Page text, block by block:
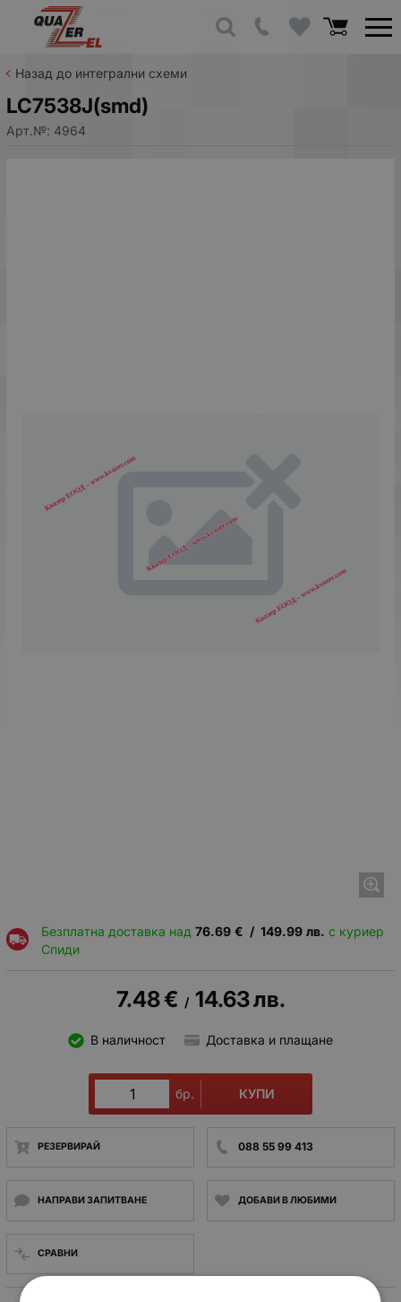
Назад до интегрални схеми
LC7538J(smd)
Арт.№: 4964
Безплатна доставка над 76.69 € / 149.99 лв. с куриер
Спиди
7.48€ / 14.63лв.
В наличност Доставка и плащане
бр. КУПИ
РЕЗЕРВИРАЙ 088 55 99 413
НАПРАВИ ЗАПИТВАНЕ ДОБАВИ В ЛЮБИМИ
СРАВНИ